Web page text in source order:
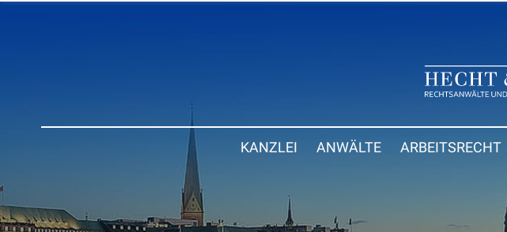
KANZLEI ANWÄLTE ARBEITSRECHT